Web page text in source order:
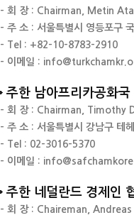
- 회 장 : Chairman, Metin
- 주 소 : 서울특별시 영등포구
- Tel : +82-10-8783-2910
- 이메일 :
주한 남아프리카공화
- 회 장 : Chairman, Timothy
- 주 소 : 서울특별시 강남구 테
- Tel : 02-3016-5370
- 이메일 :
주한 네덜란드 경제인
- 회 장 : Chaireman,